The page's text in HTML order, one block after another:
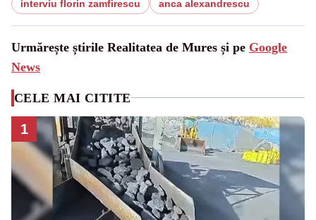
interviu florin zamfirescu
anca alexandrescu
Urmărește știrile Realitatea de Mures și pe Google
News
CELE MAI CITITE
1